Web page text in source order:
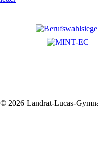
2026 Landrat-Lucas-